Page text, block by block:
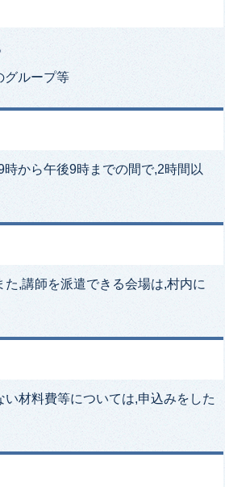
グループ等
から午後9時までの間で,2時間以
,講師を派遣できる会場は,村内に
材料費等については,申込みをした